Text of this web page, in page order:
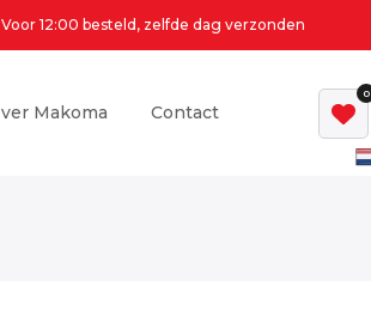
Voor 12:00 besteld, zelfde dag verzonden
Makoma Contact
0